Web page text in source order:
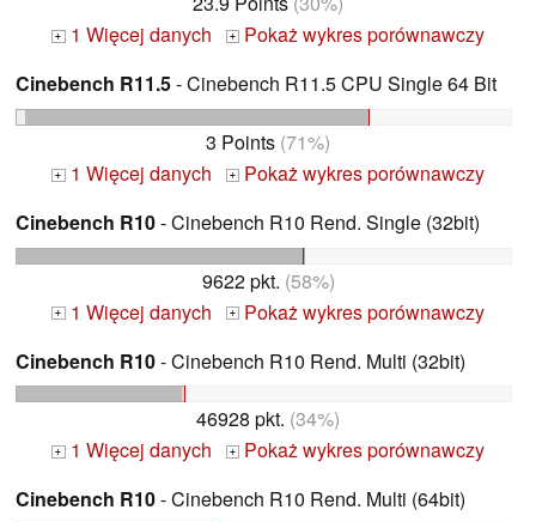
+ 1 Więcej danych +
Pokaż wykres porównawczy
Cinebench R11.5- Cinebench R11.5 CPU Single 64 Bit
3 Points (71%)
+ 1 Więcej danych +
Pokaż wykres porównawczy
Cinebench R10- Cinebench R10 Rend. Single (32bit)
9622 pkt. (58%)
+ 1 Więcej danych +
Pokaż wykres porównawczy
Cinebench R10- Cinebench R10 Rend. Multi (32bit)
46928 pkt. (34%)
+ 1 Więcej danych +
Pokaż wykres porównawczy
Cinebench R10- Cinebench R10 Rend. Multi (64bit)